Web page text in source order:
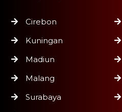
Cirebon
Kuningan
Madiun
Malang
Surabaya